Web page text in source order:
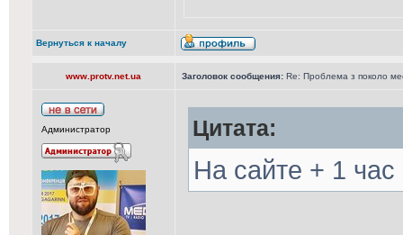
Вернуться к началу
www.protv.net.ua Заголовок сообщения: Re: Проблема з поколо
Администратор Цитата:
На сайте + 1